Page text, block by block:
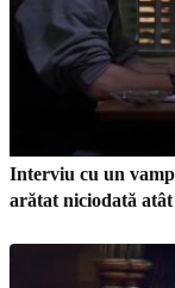
Interviu cu un
arătat niciodată